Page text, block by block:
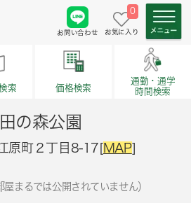
お問い合わせ
0
お気に入り
索 価格検索
通勤・通学
時間検索
の森公園
原町２丁目8-17[MAP]
屋まるでは公開されていません）